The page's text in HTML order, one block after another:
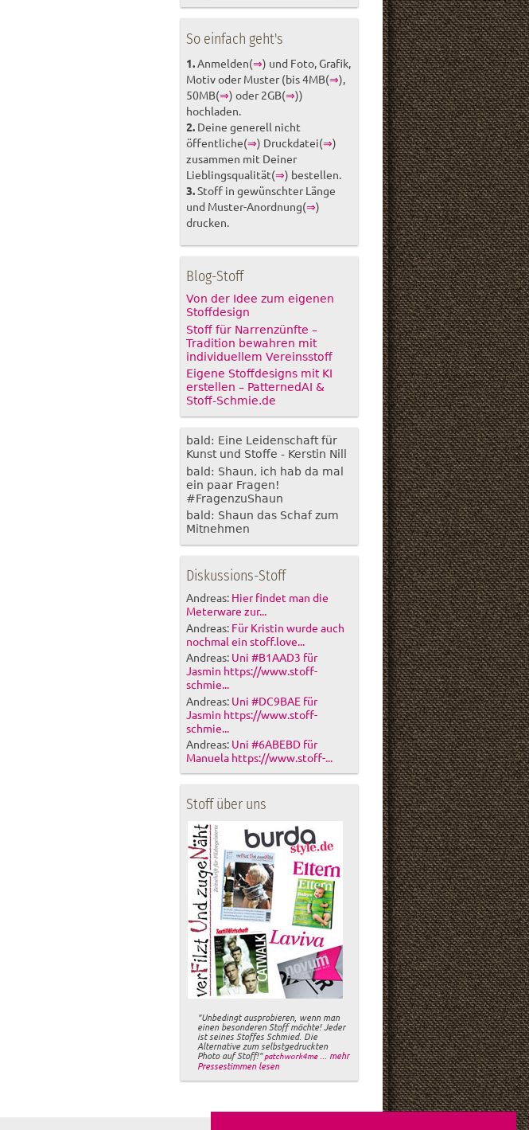
So einfach geht's
1.Anmelden(⇒) und Foto, Grafik,
Motiv oder Muster (bis 4MB(⇒),
50MB(⇒) oder 2GB(⇒))
hochladen.
2. Deine generell nicht
öffentliche(⇒) Druckdatei(⇒)
zusammen mit Deiner
Lieblingsqualität(⇒) bestellen.
3.Stoff in gewünschter Länge
und Muster-Anordnung(⇒)
drucken.
Blog-Stoff
Von der Idee zum eigenen
Stoffdesign
Stoff für Narrenzünfte –
Tradition bewahren mit
individuellem Vereinsstoff
Eigene Stoffdesigns mit KI
erstellen – PatternedAI &
Stoff-Schmie.de
bald: Eine Leidenschaft für
Kunst und Stoffe - Kerstin Nill
bald: Shaun, ich hab da mal
ein paar Fragen!
#FragenzuShaun
bald: Shaun das Schaf zum
Mitnehmen
Diskussions-Stoff
Andreas: Hier findet man die
Meterware zur...
Andreas: Für Kristin wurde auch
nochmal ein stoff.love...
Andreas: Uni #B1AAD3 für
Jasmin https://www.stoff-
schmie...
Andreas: Uni #DC9BAE für
Jasmin https://www.stoff-
schmie...
Andreas: Uni #6ABEBD für
Manuela https://www.stoff-...
Stoff über uns
"Unbedingt ausprobieren, wenn man
einen besonderen Stoff möchte! Jeder
ist seines Stoffes Schmied. Die
Alternative zum selbstgedruckten
Photo auf Stoff!"patchwork4me ... mehr
Pressestimmen lesen